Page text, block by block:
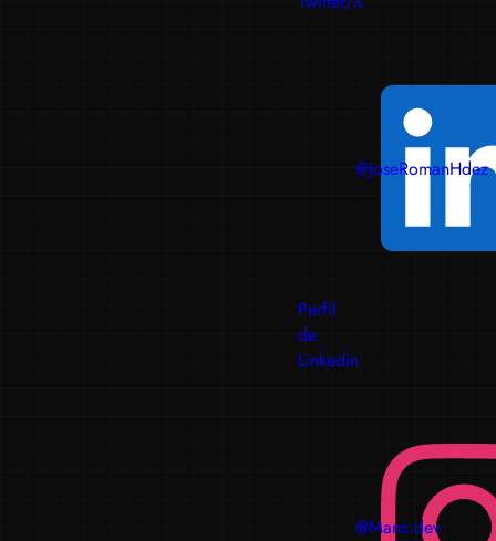
@JoseRomanHdez
Perfil
de
Linkedin
@Manz.dev